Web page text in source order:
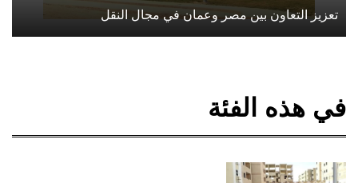
تعزيز التعاون بين مصر وعمان في مجال النقل
في هذه الفئة